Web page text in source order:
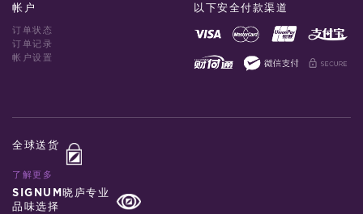
帐户
订单状态
订单记录
帐户设置
以下安全付款渠道
全球送货
了解更多
SIGNUM晓庐专业
品味选择